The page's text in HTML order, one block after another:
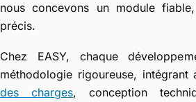
nous concevons un module
précis.
Chez EASY, chaque
méthodologie rigoureuse, intégrant
des charges, conception